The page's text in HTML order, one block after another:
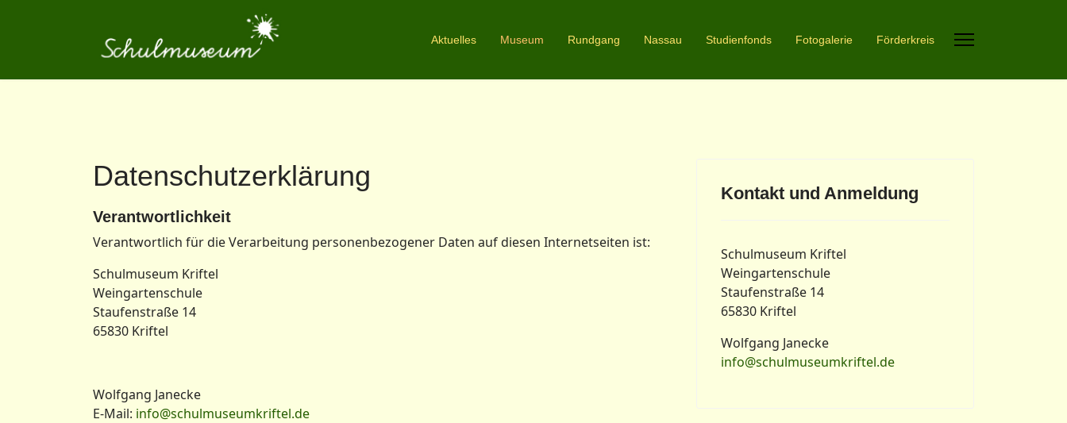
Aktuelles Museum Rundgang Nassau Studienfonds Fotogalerie Förderkreis
Datenschutzerklärung
Verantwortlichkeit
Verantwortlich für die Verarbeitung personenbezogener Daten auf diesen Internetseiten ist:
Schulmuseum Kriftel
Weingartenschule
Staufenstraße 14
65830 Kriftel
Wolfgang Janecke
E-Mail: info@schulmuseumkriftel.de
Kontakt und Anmeldung
Schulmuseum Kriftel
Weingartenschule
Staufenstraße 14
65830 Kriftel
Wolfgang Janecke
info@schulmuseumkriftel.de